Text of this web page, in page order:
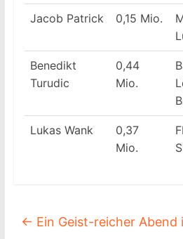
Jacob Patrick 0,15 Mio.
Benedikt
Turudic
0,44
Mio.
Lukas Wank
0,37
Mio.
← Ein Geist-reicher Abend